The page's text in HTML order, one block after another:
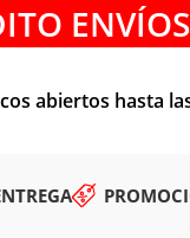
abiertos hasta